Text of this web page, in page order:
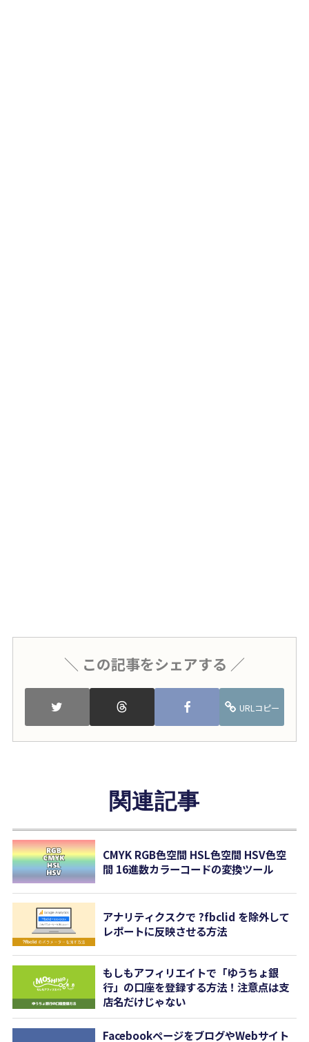
＼ この記事をシェアする ／
URLコピー
関連記事
CMYK RGB色空間 HSL色空間 HSV色空
間 16進数カラーコードの変換ツール
アナリティクスクで ?fbclid を除外して
レポートに反映させる方法
もしもアフィリエイトで「ゆうちょ銀
行」の口座を登録する方法！注意点は支
店名だけじゃない
FacebookページをブログやWebサイト